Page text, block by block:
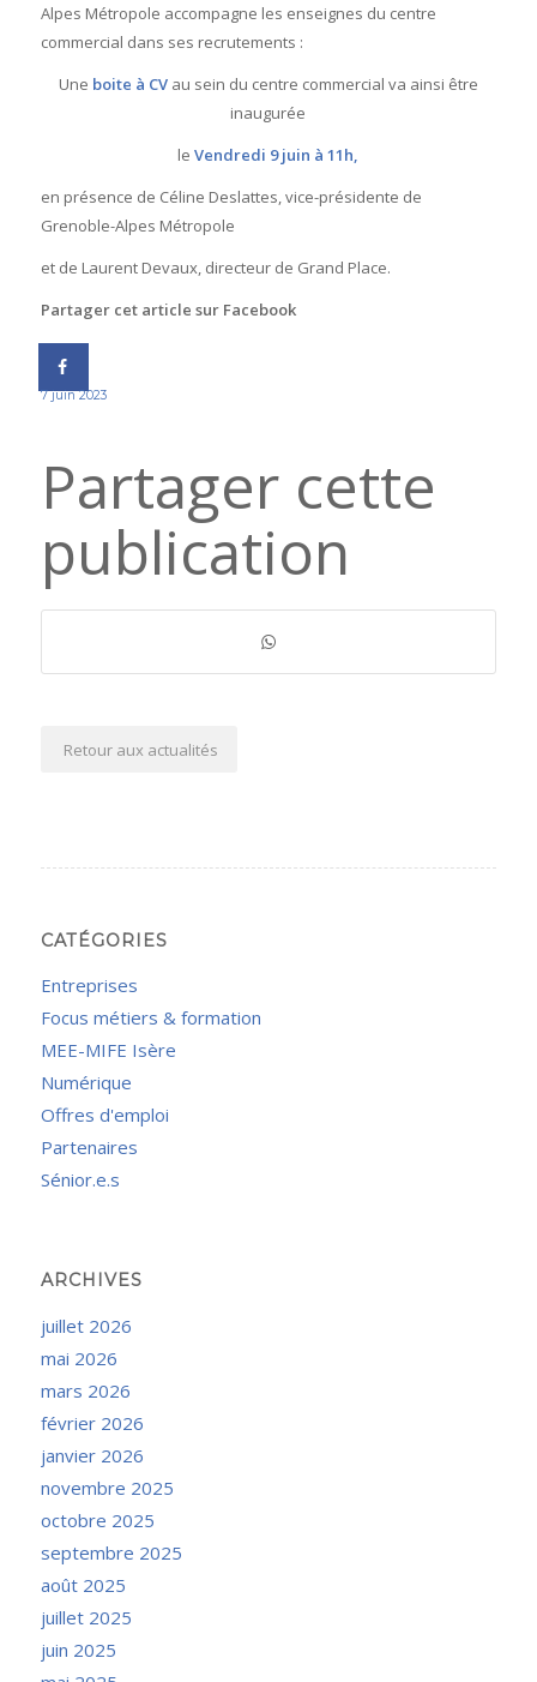
Alpes Métropole accompagne les enseignes du centre
commercial dans ses recrutements :
Une boite à CVau sein du centre commercial va ainsi être
inaugurée
leVendredi 9 juin à 11h,
en présence de Céline Deslattes, vice-présidente de
Grenoble-Alpes Métropole
et de Laurent Devaux, directeur de Grand Place.
Partager cet article sur Facebook
7 juin 2023
Partager cette
publication
Retour aux actualités
CATÉGORIES
Entreprises
Focus métiers & formation
MEE-MIFE Isère
Numérique
Offres d'emploi
Partenaires
Sénior.e.s
ARCHIVES
juillet 2026
mai 2026
mars 2026
février 2026
janvier 2026
novembre 2025
octobre 2025
septembre 2025
août 2025
juillet 2025
juin 2025